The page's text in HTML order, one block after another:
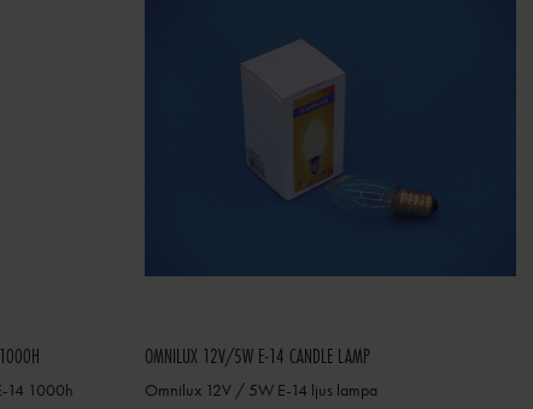
14 1000h
OMNILUX 12V/5W E-14 CANDLE LAMP
Omnilux 12V / 5W E-14 ljus lampa